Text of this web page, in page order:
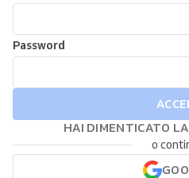
Password
HAI DIMENTICATO
o